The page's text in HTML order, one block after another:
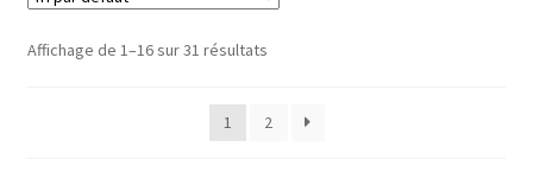
Affichage de 1–16 sur 31 résultats
1 2